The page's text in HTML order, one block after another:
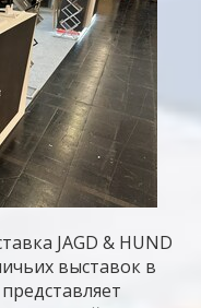
JAGD & HUND
выставок в